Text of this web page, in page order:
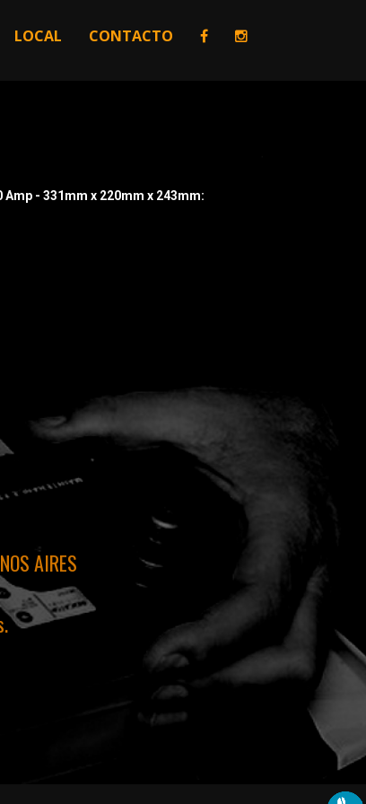
LOCAL CONTACTO
- 331mm x 220mm x 243mm:
AIRES